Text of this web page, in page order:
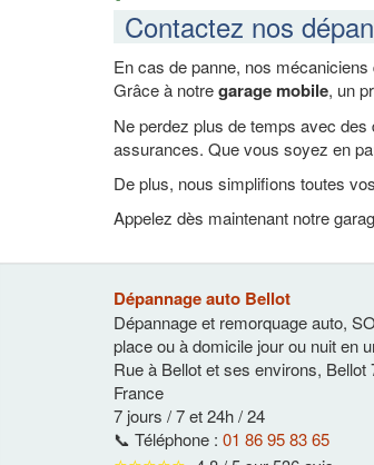
Contactez nos
En cas de panne, nos
Grâce à notregarage mobile, un
Ne perdez plus de temps avec
assurances. Que vous soyez en
De plus, nous simplifions toutes
Appelez dès maintenant notre
Dépannage auto Bellot
Dépannage et remorquage auto,
place ou à domicile jour ou nuit en
Rue à Bellot et ses environs, Bellot
France
7 jours / 7 et 24h / 24
📞 Téléphone : 01 86 95 83 65